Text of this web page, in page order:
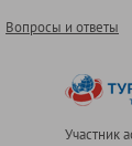
Вопросы и ответы
Участник